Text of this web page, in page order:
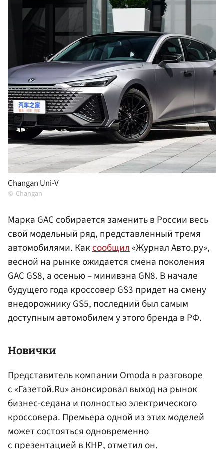
Changan Uni-V
Changan
Марка GAC собирается заменить в России весь
свой модельный ряд, представленный тремя
автомобилями. Каксообщил«Журнал Авто.ру»,
весной на рынке ожидается смена поколения
GAC GS8, а осенью – минивэна GN8. В начале
будущего года кроссовер GS3 придет на смену
внедорожнику GS5, последний был самым
доступным автомобилем у этого бренда в РФ.
Новички
Представитель компании Omoda в разговоре
с «Газетой.Ru» анонсировал выход на рынок
бизнес-седана и полностью электрического
кроссовера. Премьера одной из этих моделей
может состояться одновременно
с презентацией в КНР, отметил он.